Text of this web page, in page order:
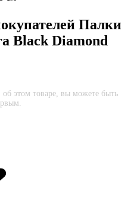
Палки
Black Diamond
этом товаре, вы можете быть